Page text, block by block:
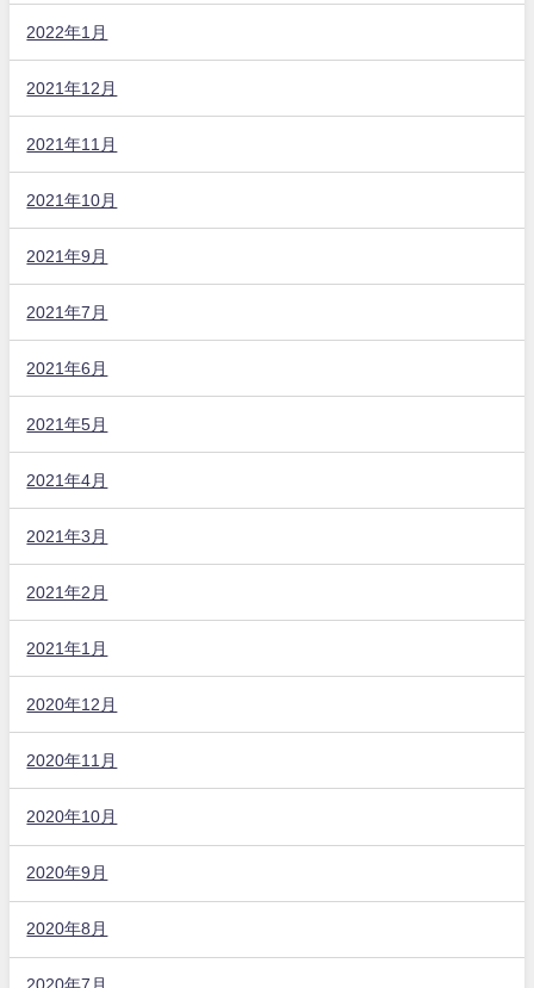
2022年1月
2021年12月
2021年11月
2021年10月
2021年9月
2021年7月
2021年6月
2021年5月
2021年4月
2021年3月
2021年2月
2021年1月
2020年12月
2020年11月
2020年10月
2020年9月
2020年8月
2020年7月